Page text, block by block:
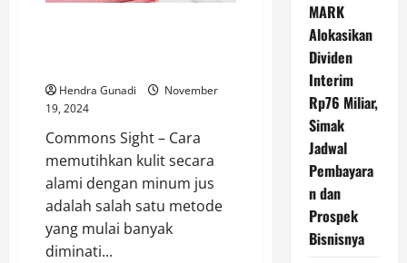
Hendra Gunadi
November
19, 2024
Commons Sight – Cara
memutihkan kulit secara
alami dengan minum jus
adalah salah satu metode
yang mulai banyak
diminati...
MARK
Alokasikan
Dividen
Interim
Rp76 Miliar,
Simak
Jadwal
Pembayara
n dan
Prospek
Bisnisnya